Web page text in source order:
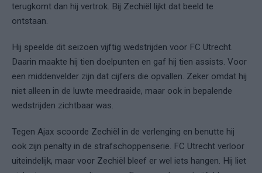
terugkomt dan hij vertrok. Bij Zechiël lijkt dat beeld te
ontstaan.
Hij speelde dit seizoen vijftig wedstrijden voor FC Utrecht.
Daarin maakte hij tien doelpunten en gaf hij tien assists. Voor
een middenvelder zijn dat cijfers die opvallen. Zeker omdat hij
niet alleen in de luwte meedraaide, maar ook in bepalende
wedstrijden zichtbaar was.
Tegen Ajax scoorde Zechiël in de verlenging en benutte hij
ook zijn penalty in de strafschoppenserie. FC Utrecht verloor
uiteindelijk, maar voor Zechiël bleef er wel iets hangen. Hij liet